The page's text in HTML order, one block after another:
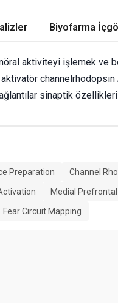
Biyofarma
aktiviteyi işlemek ve
aktivatör channelrhodopsin
sinaptik özellikleri
Preparation Channel
Medial
Fear Circuit Mapping